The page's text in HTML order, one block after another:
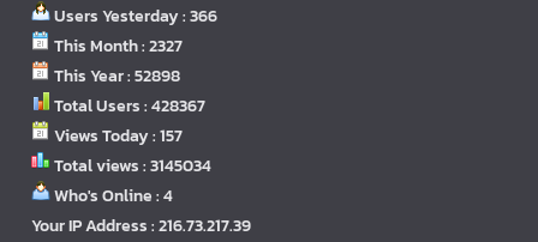
Users Yesterday : 366
This Month : 2327
This Year : 52898
Total Users : 428367
Views Today : 157
Total views : 3145034
Who's Online : 4
Your IP Address : 216.73.217.39